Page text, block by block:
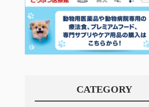
CATEGORY